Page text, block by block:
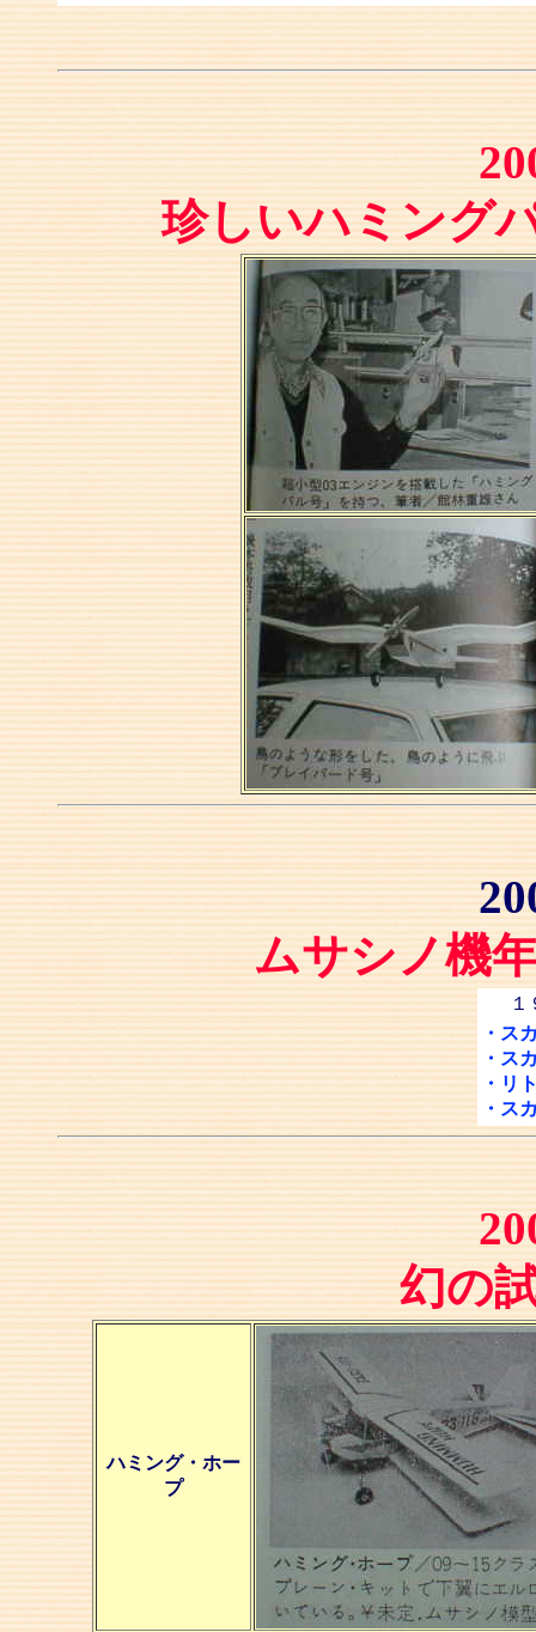
珍しいハミング
ムサシノ機
・ス
・ス
・リ
・ス
幻の
ハミング・ホー
プ